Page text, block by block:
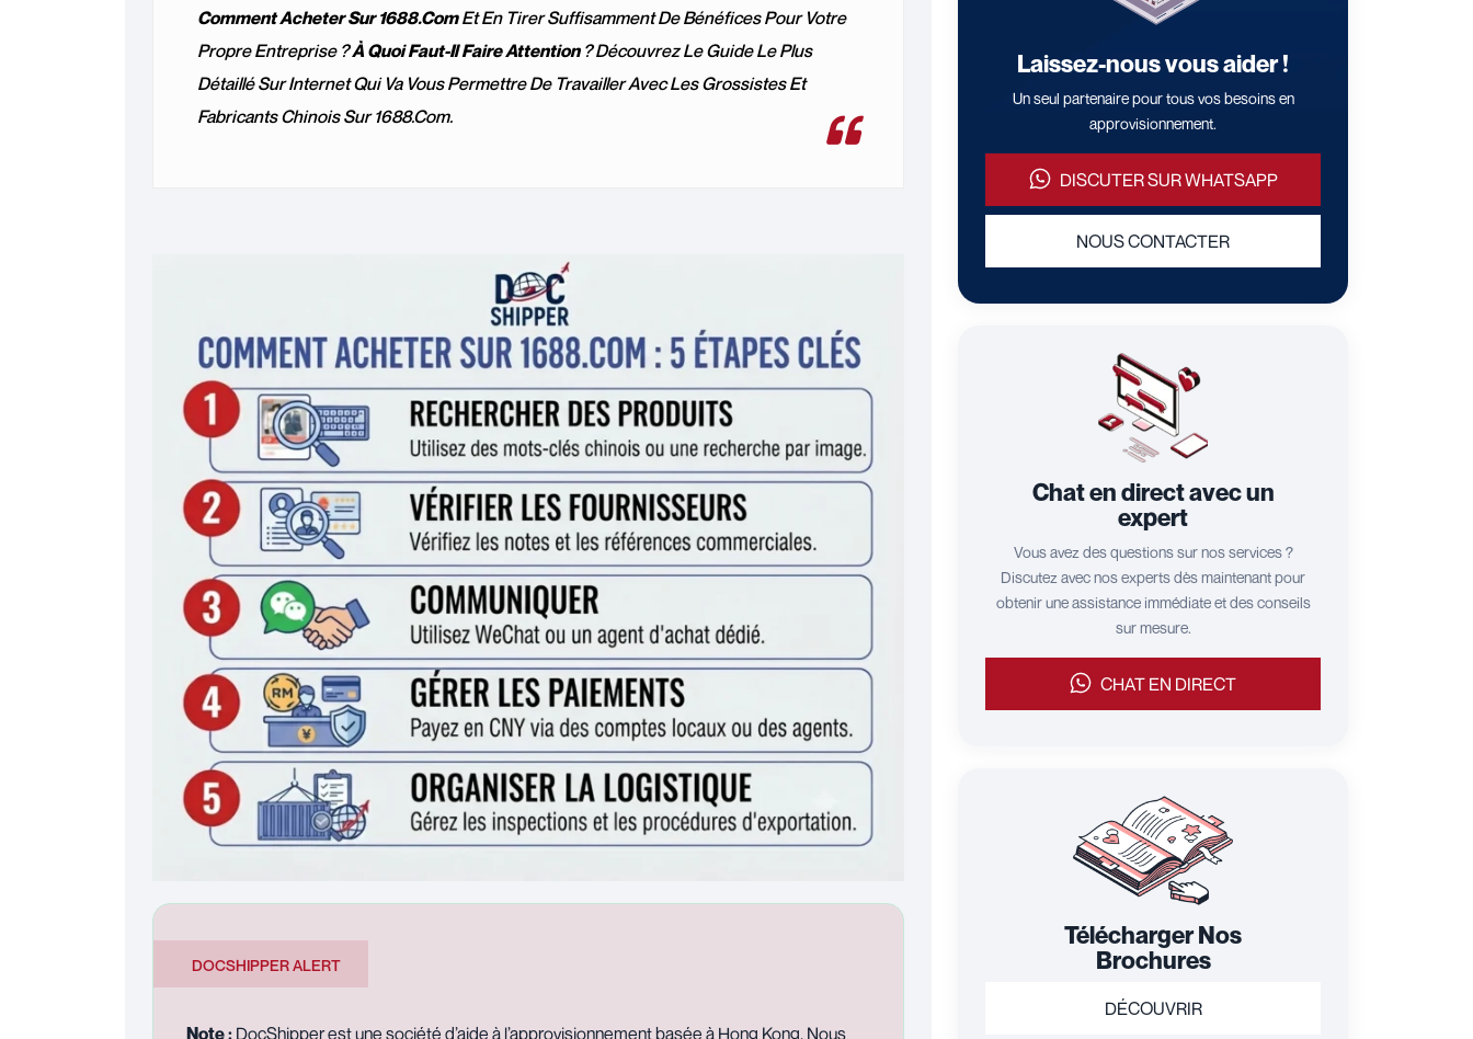
Comment Acheter Sur 1688.comEt En Tirer Suffisamment De Bénéfices Pour Votre
Propre Entreprise ?À Quoi Faut-Il Faire Attention? Découvrez Le Guide Le Plus
Détaillé Sur Internet Qui Va Vous Permettre De Travailler Avec Les Grossistes Et
Fabricants Chinois Sur 1688.com.
DOCSHIPPER ALERT
Note : DocShipper est une société d’aide à l’approvisionnement basée à Hong Kong. Nous
Laissez-nous vous aider !
Un seul partenaire pour tous vos besoins en
approvisionnement.
DISCUTER SUR WHATSAPP
NOUS CONTACTER
Chat en direct avec un
expert
Vous avez des questions sur nos services ?
Discutez avec nos experts dès maintenant pour
obtenir une assistance immédiate et des conseils
sur mesure.
CHAT EN DIRECT
Télécharger Nos
Brochures
DÉCOUVRIR